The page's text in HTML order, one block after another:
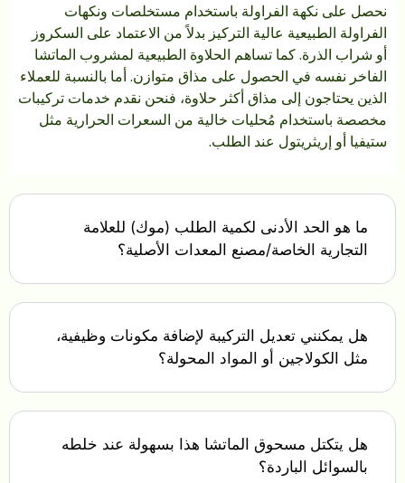
نحصل على نكهة الفراولة باستخدام مستخلصات ونكهات
الفراولة الطبيعية عالية التركيز بدلاً من الاعتماد على السكروز
أو شراب الذرة. كما تساهم الحلاوة الطبيعية لمشروب الماتشا
الفاخر نفسه في الحصول على مذاق متوازن. أما بالنسبة للعملاء
الذين يحتاجون إلى مذاق أكثر حلاوة، فنحن نقدم خدمات تركيبات
مخصصة باستخدام مُحليات خالية من السعرات الحرارية مثل
ستيفيا أو إريثريتول عند الطلب.
ما هو الحد الأدنى لكمية الطلب (موك) للعلامة
التجارية الخاصة/مصنع المعدات الأصلية؟
هل يمكنني تعديل التركيبة لإضافة مكونات وظيفية،
مثل الكولاجين أو المواد المحولة؟
هل يتكتل مسحوق الماتشا هذا بسهولة عند خلطه
بالسوائل الباردة؟